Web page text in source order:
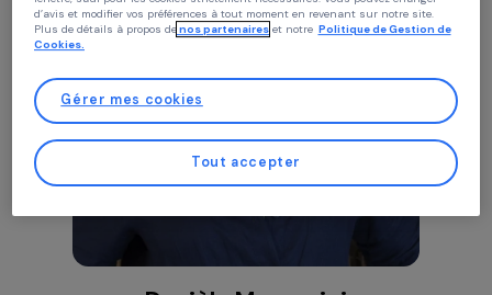
Chez RAJA nous utilisons des cookies avec nos partenaires pour améliorer
expérience sur notre site et notre blog. Cela nous permet de vous proposer
contenus personnalisés adaptés à votre profil et de fonctionnalités
données de trafic pour améliorer la qualité de notre site.
Vous pouvez consentir et cliquer sur «Tout accepter», paramètrer vos choix ou
«Continuer sans accepter» valant refus, en cliquant sur les boutons de cette
fenêtre, sauf pour les cookies strictement nécessaires. Vous pouvez changer
d’avis et modifier vos préférences à tout moment en revenant sur notre site.
Plus de détails à propos de
Politique de Gestion
Gérer mes cookies